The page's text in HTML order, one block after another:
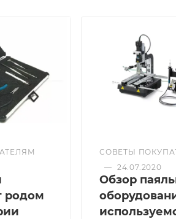
родом
СОВЕТЫ
— 24.07.2020
Обзор